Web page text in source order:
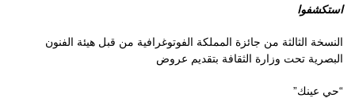
استكشفوا
النسخة الثالثة من جائزة المملكة الفوتوغرافية من قبل هيئة الفنون
البصرية تحت وزارة الثقافة بتقديم عروض
“حي عينك”